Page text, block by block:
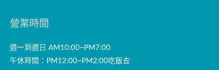
營業時間
週一到週日 AM10:00~PM7:00
午休時間：PM12:00~PM2:00吃飯去